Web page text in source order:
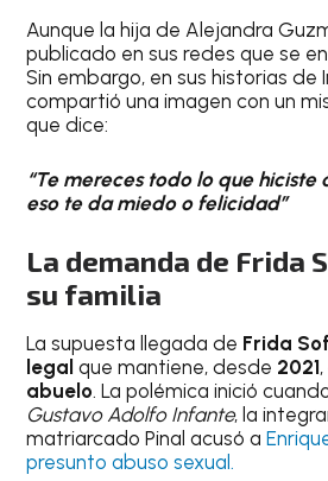
Aunque la hija de Alejandra
publicado en sus redes que se
Sin embargo, en sus historias de
compartió una imagen con un
que dice:
“Te mereces todo lo que hiciste
eso te da miedo o felicidad”
La demanda de Frida
su familia
La supuesta llegada de Frida
legalque mantiene, desde 2021
abuelo. La polémica inició
Gustavo Adolfo Infante, la
matriarcado Pinal acusó a
presunto abuso sexual.